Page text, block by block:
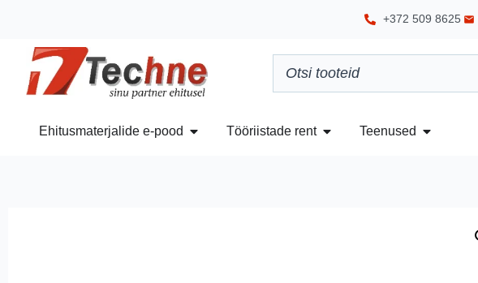
+372 509 8625
Ehitusmaterjalide e-pood Tööriistade rent Teenused